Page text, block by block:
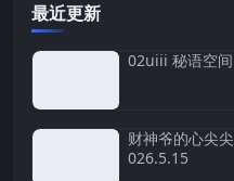
最近更新
02uiii 秘语空
财神爷的心尖
026.5.15